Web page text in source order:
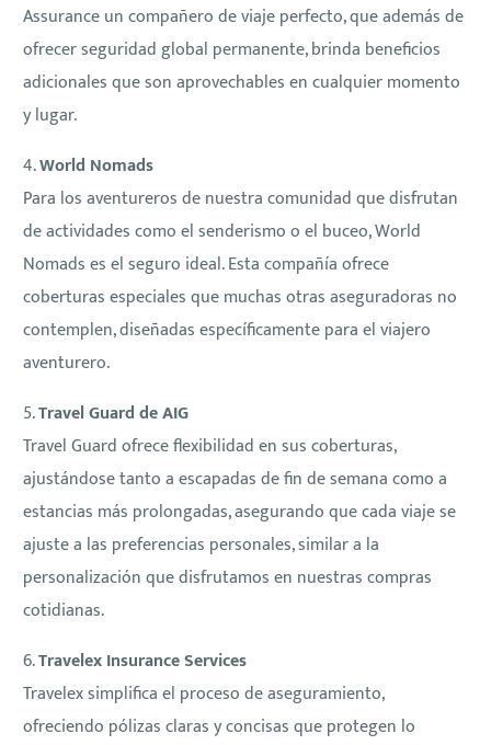
Assurance un compañero de viaje perfecto, que además de
ofrecer seguridad global permanente, brinda beneficios
adicionales que son aprovechables en cualquier momento
y lugar.
4.World Nomads
Para los aventureros de nuestra comunidad que disfrutan
de actividades como el senderismo o el buceo, World
Nomads es el seguro ideal. Esta compañía ofrece
coberturas especiales que muchas otras aseguradoras no
contemplen, diseñadas específicamente para el viajero
aventurero.
5.Travel Guard de AIG
Travel Guard ofrece flexibilidad en sus coberturas,
ajustándose tanto a escapadas de fin de semana como a
estancias más prolongadas, asegurando que cada viaje se
ajuste a las preferencias personales, similar a la
personalización que disfrutamos en nuestras compras
cotidianas.
6.Travelex Insurance Services
Travelex simplifica el proceso de aseguramiento,
ofreciendo pólizas claras y concisas que protegen lo